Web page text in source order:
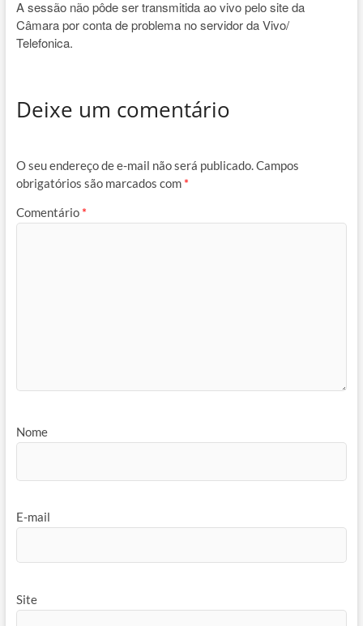
A sessão não pôde ser transmitida ao vivo pelo site da
Câmara por conta de problema no servidor da Vivo/
Telefonica.
Deixe um comentário
O seu endereço de e-mail não será publicado.Campos
obrigatórios são marcados com *
Comentário *
Nome
E-mail
Site